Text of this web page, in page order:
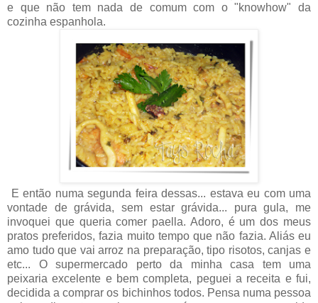
e que não tem nada de comum com o "knowhow" da
cozinha espanhola.
E então numa segunda feira dessas... estava eu com uma
vontade de grávida, sem estar grávida... pura gula, me
invoquei que queria comer paella. Adoro, é um dos meus
pratos preferidos, fazia muito tempo que não fazia. Aliás eu
amo tudo que vai arroz na preparação, tipo risotos, canjas e
etc... O supermercado perto da minha casa tem uma
peixaria excelente e bem completa, peguei a receita e fui,
decidida a comprar os bichinhos todos. Pensa numa pessoa